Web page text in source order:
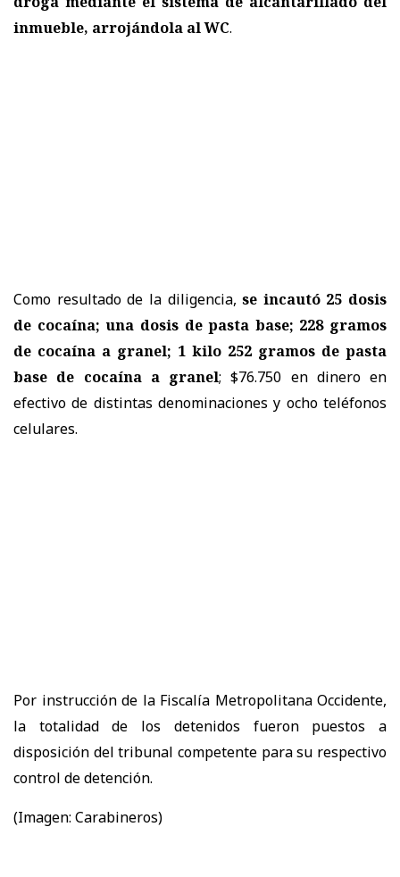
inmueble, arrojándola al WC.
Como resultado de la diligencia,se incautó 25 dosis
de cocaína; una dosis de pasta base; 228 gramos
de cocaína a granel; 1 kilo 252 gramos de pasta
base de cocaína a granel; $76.750 en dinero en
efectivo de distintas denominaciones y ocho teléfonos
celulares.
Por instrucción de la Fiscalía Metropolitana Occidente,
la totalidad de los detenidos fueron puestos a
disposición del tribunal competente para su respectivo
control de detención.
(Imagen: Carabineros)